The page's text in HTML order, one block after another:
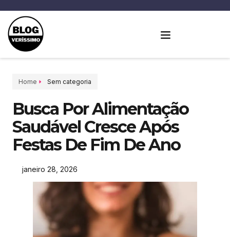
Home Sem categoria
Busca Por Alimentação
Saudável Cresce Após
Festas De Fim De Ano
janeiro 28, 2026